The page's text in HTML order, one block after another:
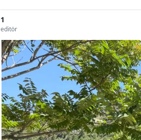
1
editör